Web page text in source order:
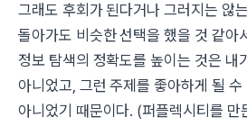
그래도 후회가 된다거나 그러지는 않
돌아가도 비슷한 선택을 했을 것 같아
정보 탐색의 정확도를 높이는 것은 내
아니었고, 그런 주제를 좋아하게 될
아니었기 때문이다. (퍼플렉시티를 만